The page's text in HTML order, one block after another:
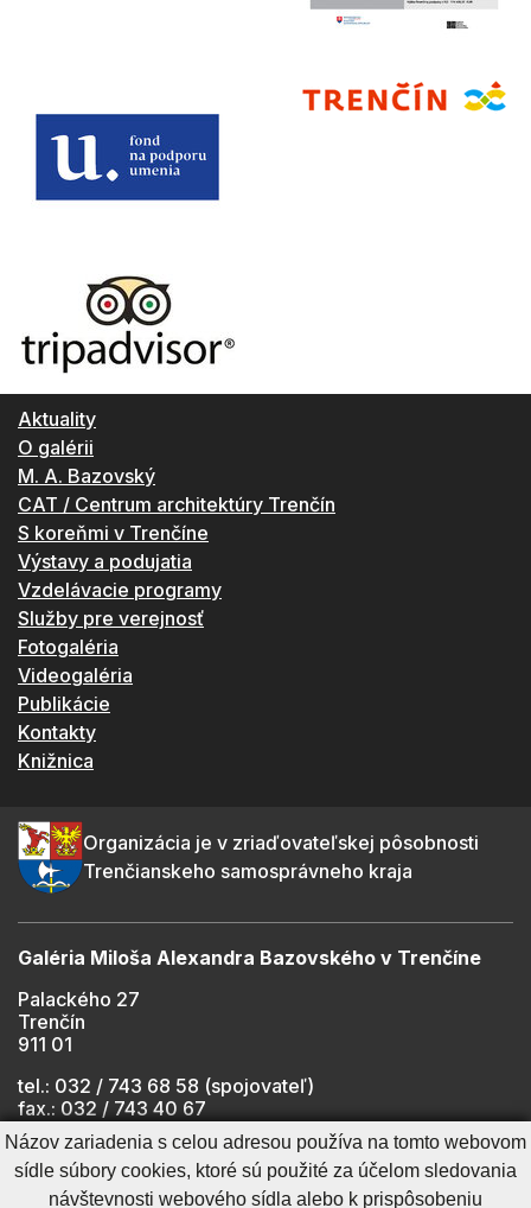
Aktuality
O galérii
M. A. Bazovský
CAT / Centrum architektúry Trenčín
S koreňmi v Trenčíne
Výstavy a podujatia
Vzdelávacie programy
Služby pre verejnosť
Fotogaléria
Videogaléria
Publikácie
Kontakty
Knižnica
Organizácia je v zriaďovateľskej pôsobnosti
Trenčianskeho samosprávneho kraja
Galéria Miloša Alexandra Bazovského v Trenčíne
Palackého 27
Trenčín
911 01
tel.: 032 / 743 68 58 (spojovateľ)
fax.: 032 / 743 40 67
e-mail:
info@gmab.sk
Cookies nastavenie Ochrana osobných údajov
Názov zariadenia s celou adresou používa na tomto webovom
sídle súbory cookies, ktoré sú použité za účelom sledovania
návštevnosti webového sídla alebo k prispôsobeniu